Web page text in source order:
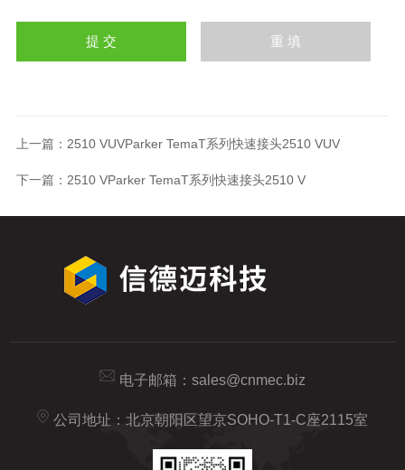
上一篇： 2510 VUVParker TemaT系列快速接头2510 VUV
下一篇： 2510 VParker TemaT系列快速接头2510 V
电子邮箱： sales@cnmec.biz
公司地址：北京朝阳区望京SOHO-T1-C座2115室